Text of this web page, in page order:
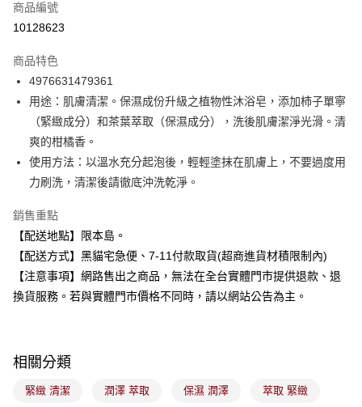
信用卡分期付款
合作金庫商業銀行
華南商業銀行
上海商業儲蓄銀行
台北富邦商業銀行
國泰世華商業銀行
兆豐國際商業銀行
臺灣中小企業銀行
匯豐（台灣）商業銀行
華泰商業銀行
聯邦商業銀行
遠東國際商業銀行
元大商業銀行
台新國際商業銀行
台灣樂天信用卡公司
LINE Pay
Apple Pay
街口支付
Google Pay
全盈+PAY
大哥付你分期
相關說明
流程，驗證手機門號後，選擇欲分期的期數、繳款截止日，確認付款後即完
3.實際核准額度、可分期數及費用金額請依後續交易確認頁面所載為準。
運送方式
全家取貨付款
商品編號
10128623
商品特色
4976631479361
用途：肌膚清潔。保濕成份升級之植物性沐浴皂，添加柿子單寧
（緊緻成分）和茶葉萃取（保濕成分），洗後肌膚潔淨光滑。清
爽的柑橘香。
使用方法：以溫水充分起泡後，輕輕塗抹在肌膚上，不要過度用
力刷洗，清潔後請徹底沖洗乾淨。
銷售重點
【配送地點】限本島。
【配送方式】黑貓宅急便、7-11付款取貨(超商進貨材積限制內)
【注意事項】網路售出之商品，無法在全台實體門市提供退款、退
換貨服務。若與實體門市價格不同時，請以網站公告為主。
相關分類
緊緻 清潔 潤澤 萃取 保濕 潤澤 萃取 緊緻